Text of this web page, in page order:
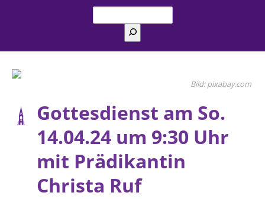
pixabay.com
Gottesdienst am So.
14.04.24 um 9:30 Uhr
mit Prädikantin
Christa Ruf